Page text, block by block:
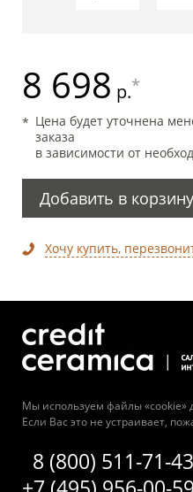
8 698 р.*
Цена будет уточнена
заказа
в зависимости от
Добавить в корзину
Хочу купить,
Мы используем файлы «cookie»
Если Вас это не устраивает,
8 (800) 511-71-43